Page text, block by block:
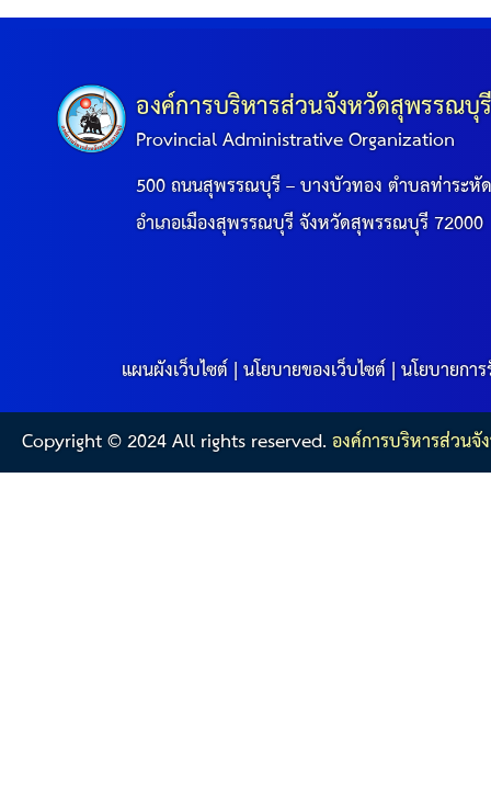
องค์การบริหารส่วนจังหวัดสุพรรณบุ
Provincial Administrative Organization
500 ถนนสุพรรณบุรี – บางบัวทอง ตำบลท่าระหั
อำเภอเมืองสุพรรณบุรี จังหวัดสุพรรณบุรี 72000
แผนผังเว็บไซต์|นโยบายของเว็บไซต์|นโยบายกา
Copyright © 2024 All rights reserved.องค์การบริหารส่วน